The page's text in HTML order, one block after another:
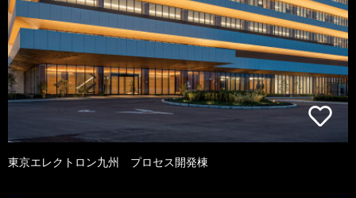
東京エレクトロン九州 プロセス開発棟